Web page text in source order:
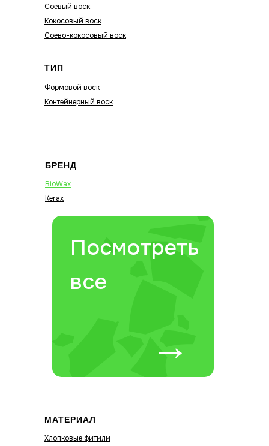
Соевый воск
Кокосовый воск
Соево-кокосовый воск
ТИП
Формовой воск
Контейнерный воск
БРЕНД
BioWax
Kerax
Посмотреть
все
→
МАТЕРИАЛ
Хлопковые фитили